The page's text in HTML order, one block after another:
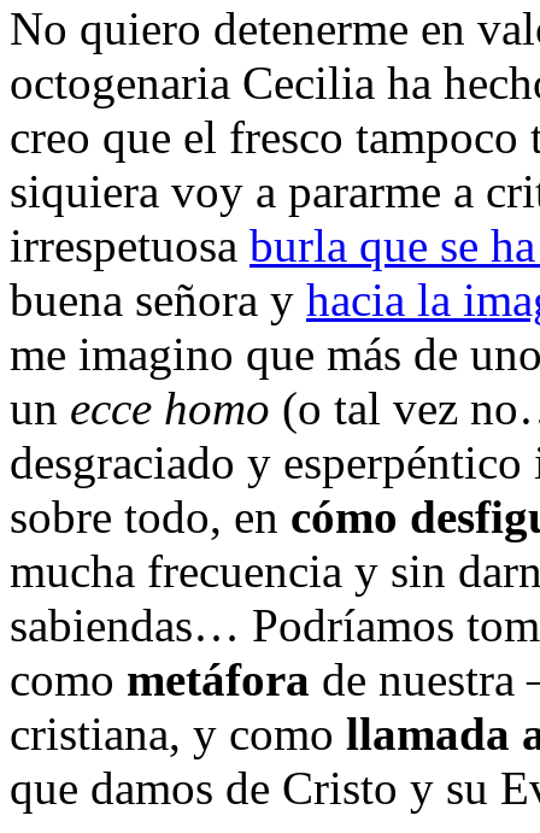
No quiero detenerme en
octogenaria Cecilia ha
creo que el fresco
siquiera voy a pararme a
irrespetuosa burla que se
buena señora y hacia la
me imagino que más de
un ecce homo (o tal vez
desgraciado y esperpéntico
sobre todo, en cómo
mucha frecuencia y sin
sabiendas… Podríamos
como metáfora de
cristiana, y como llamada
que damos de Cristo y su